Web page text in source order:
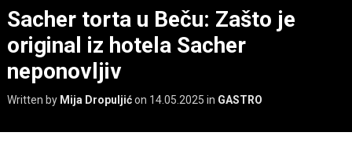
Sacher torta u Beču: Zašto je
original iz hotela Sacher
neponovljiv
Written by Mija Dropuljićon 14.05.2025 in GASTRO